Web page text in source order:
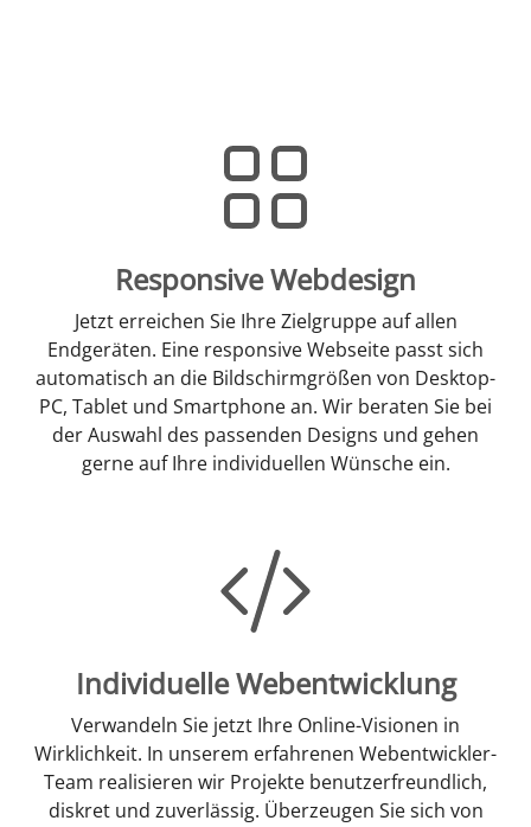
Responsive Webdesign
Jetzt erreichen Sie Ihre Zielgruppe auf allen
Endgeräten. Eine responsive Webseite passt sich
automatisch an die Bildschirmgrößen von Desktop-
PC, Tablet und Smartphone an. Wir beraten Sie bei
der Auswahl des passenden Designs und gehen
gerne auf Ihre individuellen Wünsche ein.
Individuelle Webentwicklung
Verwandeln Sie jetzt Ihre Online-Visionen in
Wirklichkeit. In unserem erfahrenen Webentwickler-
Team realisieren wir Projekte benutzerfreundlich,
diskret und zuverlässig. Überzeugen Sie sich von